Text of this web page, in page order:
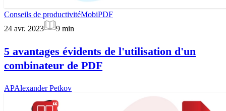
Conseils de productivitéMobiPDF
24 avr. 2023
9 min
5 avantages évidents de l'utilisation d'un
combinateur de PDF
APAlexander Petkov